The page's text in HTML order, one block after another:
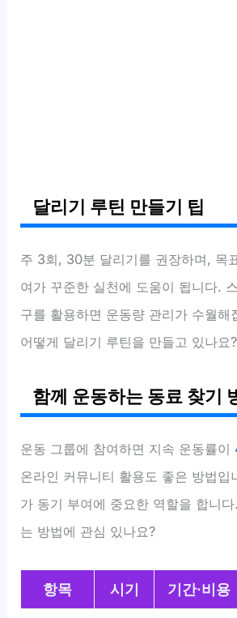
달리기 루틴 만들기 팁
주 3회, 30분 달리기를 권장하며, 목
여가 꾸준한 실천에 도움이 됩니다.
구를 활용하면 운동량 관리가 수월해
어떻게 달리기 루틴을 만들고 있나요?
함께 운동하는 동료 찾기
운동 그룹에 참여하면 지속 운동률이
온라인 커뮤니티 활용도 좋은 방법입
가 동기 부여에 중요한 역할을 합니
는 방법에 관심 있나요?
항목 시기 기간·비용